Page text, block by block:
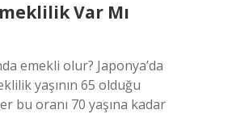
Var Mı
emekli olur? Japonya’da
yaşının 65 olduğu
bu oranı 70 yaşına kadar